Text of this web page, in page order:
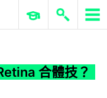
ERP 與商業 AI
合體技？